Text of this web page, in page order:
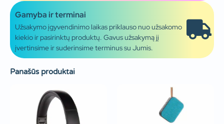
Gamyba ir terminai
Užsakymo įgyvendinimo laikas priklauso nuo užsakomo
kiekio ir pasirinktų produktų. Gavus užsakymą jį
įvertinsime ir suderinsime terminus su Jumis.
Panašūs produktai